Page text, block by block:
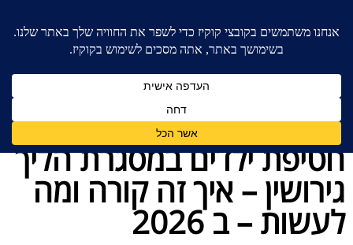
חטיפת ילדים במסגרת הליך גירושין –
איך זה קורה ומה לעשות – ב 2026
חטיפת ילדים במסגרת הליך
גירושין – איך זה קורה ומה
לעשות – ב 2026